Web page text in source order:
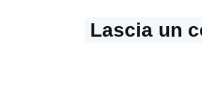
Lascia un